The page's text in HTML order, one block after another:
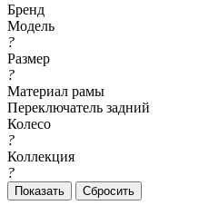
Бренд
Модель
?
Размер
?
Материал рамы
Переключатель задний
Колесо
?
Коллекция
?
Сбросить